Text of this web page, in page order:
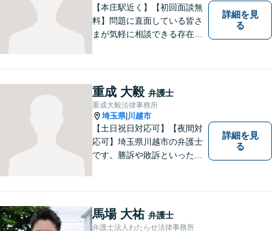
【本庄駅近く】【初回面談無
料】問題に直面している皆さ
まが気軽に相談できる存在に
／休日対応可能】公平・公正
な立場から、事件の見通しを
正確に伝えます。お気軽にご
相談ください。
詳細を見
る
重成 大毅 弁護士
重成大毅法律事務所
埼玉県| 川越市
【土日祝日対応可】【夜間対
応可】埼玉県川越市の弁護士
です。勝訴や敗訴といった結
ます。ぜひ一度ご相談くださ
い。
詳細を見
る
馬場 大祐 弁護士
弁護士法人わたらせ法律事務所